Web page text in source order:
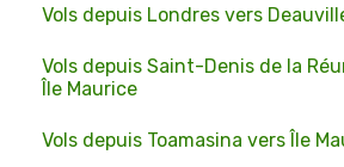
Vols depuis Londres vers
Vols depuis Saint-Denis de la
Île Maurice
Vols depuis Toamasina vers Île